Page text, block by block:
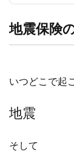
地震保険
いつどこで起
地震
そして